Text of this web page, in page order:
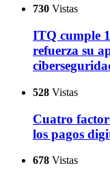
730 Vistas
ITQ cumple
refuerza su
528 Vistas
Cuatro
los pagos
678 Vistas